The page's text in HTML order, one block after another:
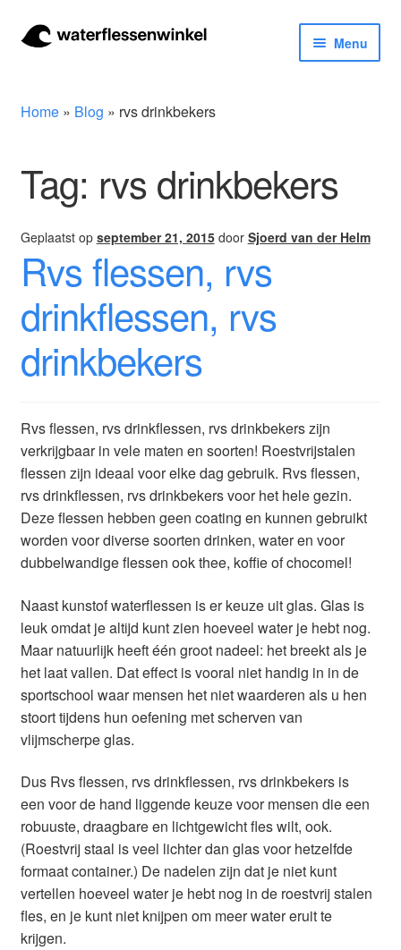
Ga
Ga
Menu
Thermosfles
Kinderflessen
Drinkfles met rietje
Waterfles met filter
Aluminium drinkfles
RVS drinkfles
Broodtrommels & lunchboxen
Herbruikbare boterhamzakjes
Accessoires
Aanbiedingen
Waterfles bedrukken
Reviews waterflessenwinkel.nl
Contact Waterflessenwinkel.nl
Home» Blog » rvs drinkbekers
Tag: rvs drinkbekers
Geplaatst op september 21, 2015 door Sjoerd van der Helm
Rvs flessen, rvs
drinkflessen, rvs
drinkbekers
Rvs flessen, rvs drinkflessen, rvs drinkbekers zijn
verkrijgbaar in vele maten en soorten! Roestvrijstalen
flessen zijn ideaal voor elke dag gebruik. Rvs flessen,
rvs drinkflessen, rvs drinkbekers voor het hele gezin.
Deze flessen hebben geen coating en kunnen gebruikt
worden voor diverse soorten drinken, water en voor
dubbelwandige flessen ook thee, koffie of chocomel!
Naast kunstof waterflessen is er keuze uit glas. Glas is
leuk omdat je altijd kunt zien hoeveel water je hebt nog.
Maar natuurlijk heeft één groot nadeel: het breekt als je
het laat vallen. Dat effect is vooral niet handig in in de
sportschool waar mensen het niet waarderen als u hen
stoort tijdens hun oefening met scherven van
vlijmscherpe glas.
Dus Rvs flessen, rvs drinkflessen, rvs drinkbekers is
een voor de hand liggende keuze voor mensen die een
robuuste, draagbare en lichtgewicht fles wilt, ook.
(Roestvrij staal is veel lichter dan glas voor hetzelfde
formaat container.) De nadelen zijn dat je niet kunt
vertellen hoeveel water je hebt nog in de roestvrij stalen
fles, en je kunt niet knijpen om meer water eruit te
krijgen.